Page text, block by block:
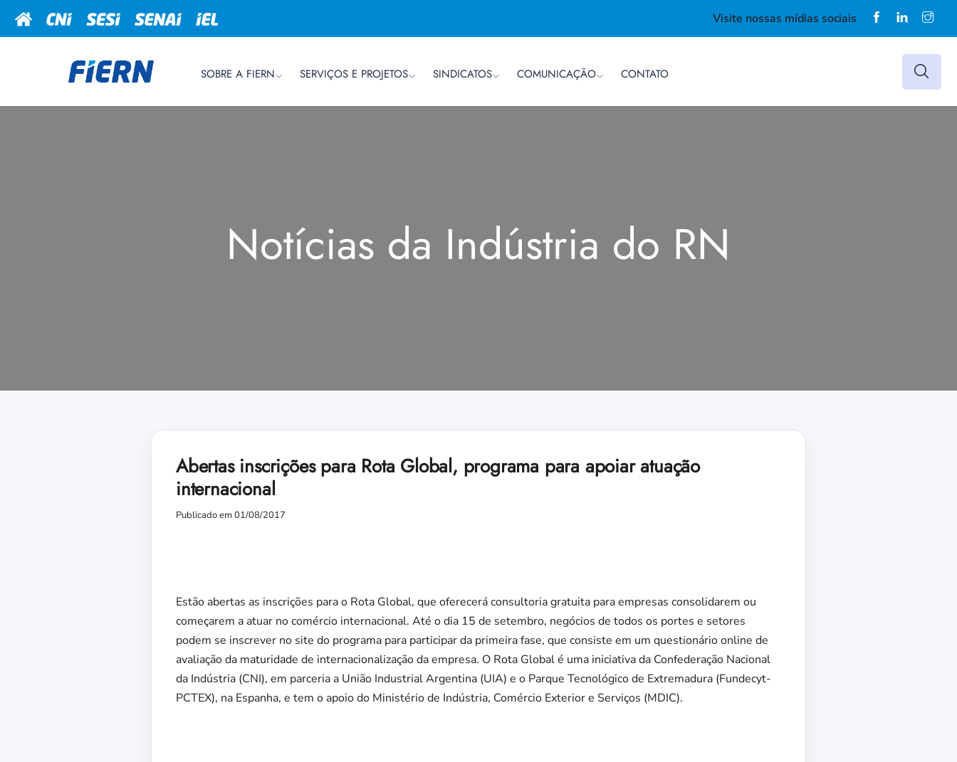
Visite nossas mídias sociais
SOBRE A FIERN SERVIÇOS E PROJETOS SINDICATOS COMUNICAÇÃO CONTATO
Notícias da Indústria do RN
Abertas inscrições para Rota Global, programa para apoiar atuação
internacional
Publicado em 01/08/2017
Estão abertas as inscrições para o Rota Global, que oferecerá consultoria gratuita para empresas consolidarem ou
começarem a atuar no comércio internacional. Até o dia 15 de setembro, negócios de todos os portes e setores
podem se inscrever no site do programa para participar da primeira fase, que consiste em um questionário online de
avaliação da maturidade de internacionalização da empresa. O Rota Global é uma iniciativa da Confederação Nacional
da Indústria (CNI), em parceria a União Industrial Argentina (UIA) e o Parque Tecnológico de Extremadura (Fundecyt-
PCTEX), na Espanha, e tem o apoio do Ministério de Indústria, Comércio Exterior e Serviços (MDIC).